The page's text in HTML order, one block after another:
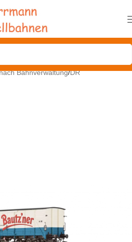
Bahnverwaltung/DR